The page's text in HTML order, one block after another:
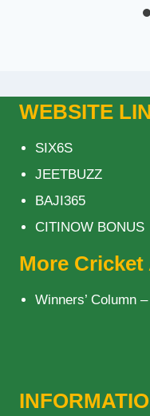
WEBSITE
SIX6S
JEETBUZZ
BAJI365
CITINOW BONUS
More
Winners’ Column